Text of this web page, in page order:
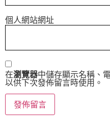
個人網站網址
在瀏覽器中儲存顯示名稱、
以供下次發佈留言時使用。